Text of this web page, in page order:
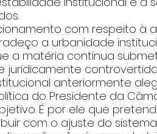
com respeito à
a urbanidade
a matéria continua
juridicamente
anteriormente
do Presidente da
É por ele que
com o ajuste do